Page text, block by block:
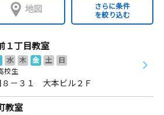
地図
さらに条件
を絞り込む
１丁目教室
水 木 金 土
日
校生
８－３１ 大本ビル２Ｆ
教室